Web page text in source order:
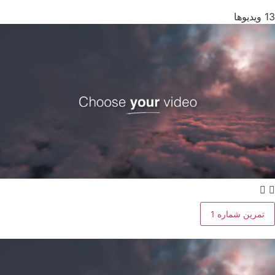
13 ویدیوها
تمرین شماره 1